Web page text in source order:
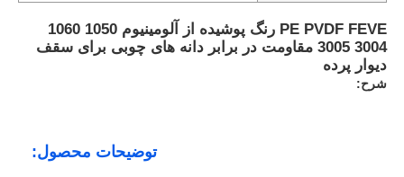
PE PVDF FEVE رنگ پوشیده از آلومینیوم 1050 1060
3004 3005 مقاومت در برابر دانه های چوبی برای سقف
دیوار پرده
شرح:
توضیحات محصول: